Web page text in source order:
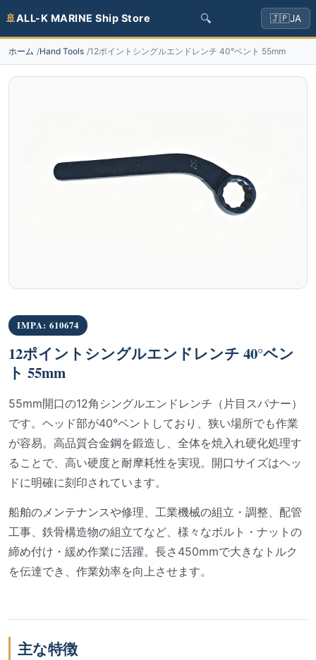
🚢ALL-K MARINE Ship Store 🔍 🇯🇵JA
ホーム Hand Tools 12ポイントシングルエンドレンチ 40°ベント 55mm
IMPA: 610674
12ポイントシングルエンドレンチ 40°ベン
ト 55mm
55mm開口の12角シングルエンドレンチ（片目スパナー）
です。ヘッド部が40°ベントしており、狭い場所でも作業
が容易。高品質合金鋼を鍛造し、全体を焼入れ硬化処理す
ることで、高い硬度と耐摩耗性を実現。開口サイズはヘッ
ドに明確に刻印されています。
船舶のメンテナンスや修理、工業機械の組立・調整、配管
工事、鉄骨構造物の組立てなど、様々なボルト・ナットの
締め付け・緩め作業に活躍。長さ450mmで大きなトルク
を伝達でき、作業効率を向上させます。
主な特徴